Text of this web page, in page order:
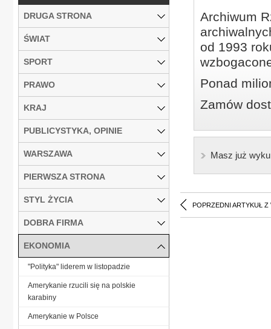
Archiwum
od 1993
Ponad
Zamów
Masz już
POPRZEDNI ARTYKUŁ Z
DRUGA STRONA
ŚWIAT
SPORT
PRAWO
KRAJ
PUBLICYSTYKA, OPINIE
WARSZAWA
PIERWSZA STRONA
STYL ŻYCIA
DOBRA FIRMA
EKONOMIA
"Polityka" liderem w listopadzie
Amerykanie rzucili się na polskie
karabiny
Amerykanie w Polsce